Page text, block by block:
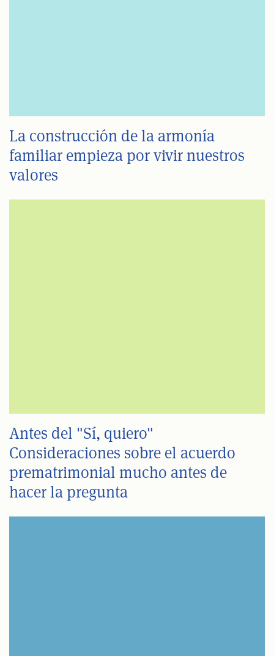
La construcción de la armonía
familiar empieza por vivir nuestros
valores
Antes del "Sí, quiero"
Consideraciones sobre el acuerdo
prematrimonial mucho antes de
hacer la pregunta